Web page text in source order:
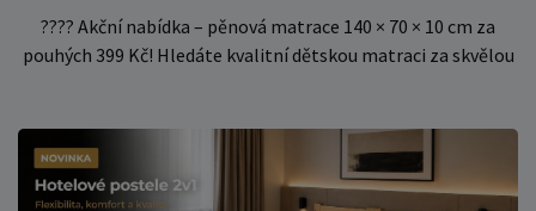
???? Akční nabídka – pěnová matrace 140 × 70 × 10 cm za
pouhých 399 Kč! Hledáte kvalitní dětskou matraci za skvělou
✅ Pohodlné pěnové jádro pro komfortní spánek dítěte ✅
Skvělá volba do dětských postýlek ✅ Výjimečně výhodná cena
– jen 399 Kč Využijte této mimořádné nabídky a pořiďte